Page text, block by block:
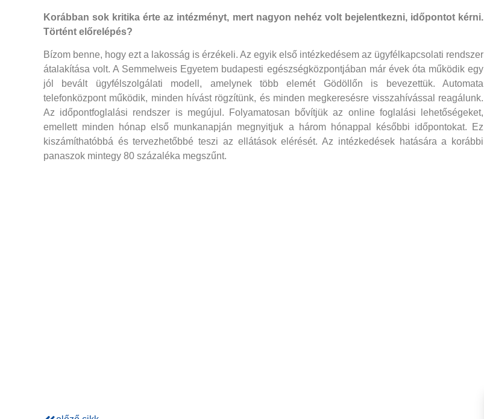
Korábban sok kritika érte az intézményt, mert nagyon nehéz volt bejelentkezni, időpontot kérni.
Történt előrelépés?
Bízom benne, hogy ezt a lakosság is érzékeli. Az egyik első intézkedésem az ügyfélkapcsolati rendszer
átalakítása volt. A Semmelweis Egyetem budapesti egészségközpontjában már évek óta működik egy
jól bevált ügyfélszolgálati modell, amelynek több elemét Gödöllőn is bevezettük. Automata
telefonközpont működik, minden hívást rögzítünk, és minden megkeresésre visszahívással reagálunk.
Az időpontfoglalási rendszer is megújul. Folyamatosan bővítjük az online foglalási lehetőségeket,
emellett minden hónap első munkanapján megnyitjuk a három hónappal későbbi időpontokat. Ez
kiszámíthatóbbá és tervezhetőbbé teszi az ellátások elérését. Az intézkedések hatására a korábbi
panaszok mintegy 80 százaléka megszűnt.